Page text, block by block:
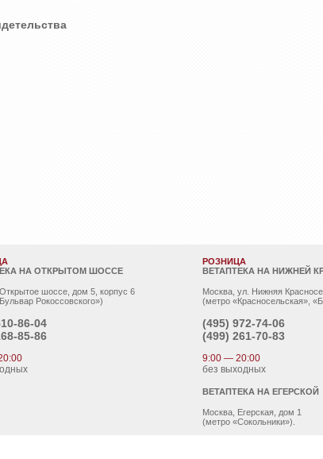
НА ОТКРЫТОМ ШОССЕ
шоссе, дом 5, корпус 6
Рокоссовского»)
86-04
85-86
РОЗНИЦА
ВЕТАПТЕКА НА НИЖНЕЙ
Москва, ул. Нижняя
(метро «Красносельская»,
(495) 972-74-06
(499) 261-70-83
9:00 — 20:00
без выходных
ВЕТАПТЕКА НА ЕГЕРСКОЙ
Москва, Егерская, дом 1
(метро «Сокольники»).